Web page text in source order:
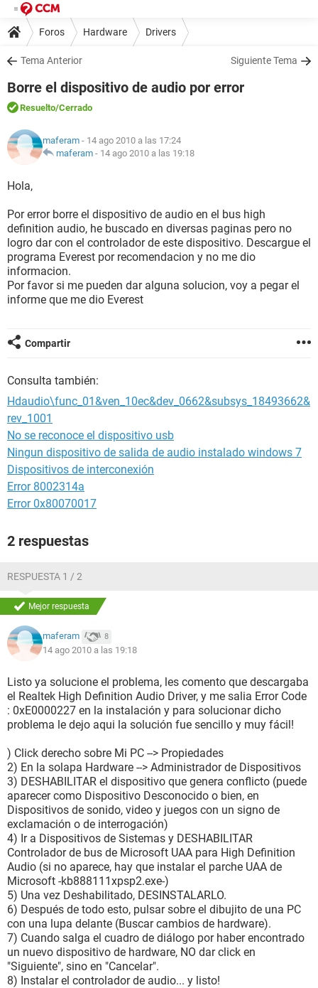
Foros Hardware Drivers
Tema Anterior Siguiente Tema
Borre el dispositivo de audio por error
Resuelto/Cerrado
maferam - 14 ago 2010 a las 17:24
maferam - 14 ago 2010 a las 19:18
Hola,
Por error borre el dispositivo de audio en el bus high
definition audio, he buscado en diversas paginas pero no
logro dar con el controlador de este dispositivo. Descargue el
programa Everest por recomendacion y no me dio
informacion.
Por favor si me pueden dar alguna solucion, voy a pegar el
informe que me dio Everest
Compartir
Consulta también:
Hdaudio\func_01&ven_10ec&dev_0662&subsys_18493662&
rev_1001
No se reconoce el dispositivo usb
Ningun dispositivo de salida de audio instalado windows 7
Dispositivos de interconexión
Error 8002314a
Error 0x80070017
2 respuestas
RESPUESTA 1 / 2
Mejor respuesta
maferam 8
14 ago 2010 a las 19:18
Listo ya solucione el problema, les comento que descargaba
el Realtek High Definition Audio Driver, y me salia Error Code
: 0xE0000227 en la instalación y para solucionar dicho
problema le dejo aqui la solución fue sencillo y muy fácil!
) Click derecho sobre Mi PC --> Propiedades
2) En la solapa Hardware --> Administrador de Dispositivos
3) DESHABILITAR el dispositivo que genera conflicto (puede
aparecer como Dispositivo Desconocido o bien, en
Dispositivos de sonido, video y juegos con un signo de
exclamación o de interrogación)
4) Ir a Dispositivos de Sistemas y DESHABILITAR
Controlador de bus de Microsoft UAA para High Definition
Audio (si no aparece, hay que instalar el parche UAA de
Microsoft -kb888111xpsp2.exe-)
5) Una vez Deshabilitado, DESINSTALARLO.
6) Después de todo esto, pulsar sobre el dibujito de una PC
con una lupa delante (Buscar cambios de hardware).
7) Cuando salga el cuadro de diálogo por haber encontrado
un nuevo dispositivo de hardware, NO dar click en
"Siguiente", sino en "Cancelar".
8) Instalar el controlador de audio... y listo!